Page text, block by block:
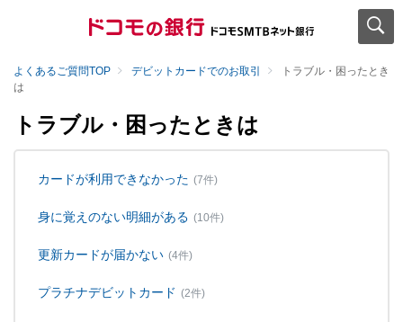
よくあるご質問TOP デビットカードでのお取引
トラブル・困ったとき
は
トラブル・困ったときは
カードが利用できなかった (7件)
身に覚えのない明細がある (10件)
更新カードが届かない (4件)
プラチナデビットカード (2件)